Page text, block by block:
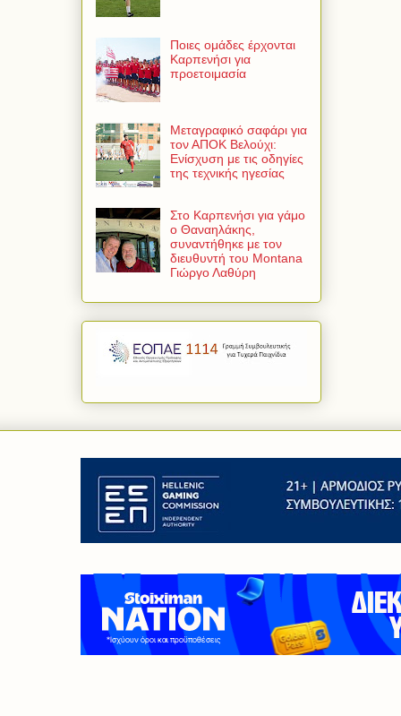
Ποιες ομάδες έρχονται
Καρπενήσι για
προετοιμασία
Μεταγραφικό σαφάρι για
τον ΑΠΟΚ Βελούχι:
Ενίσχυση με τις οδηγίες
της τεχνικής ηγεσίας
Στο Καρπενήσι για γάμο
ο Θαναηλάκης,
συναντήθηκε με τον
διευθυντή του Montana
Γιώργο Λαθύρη